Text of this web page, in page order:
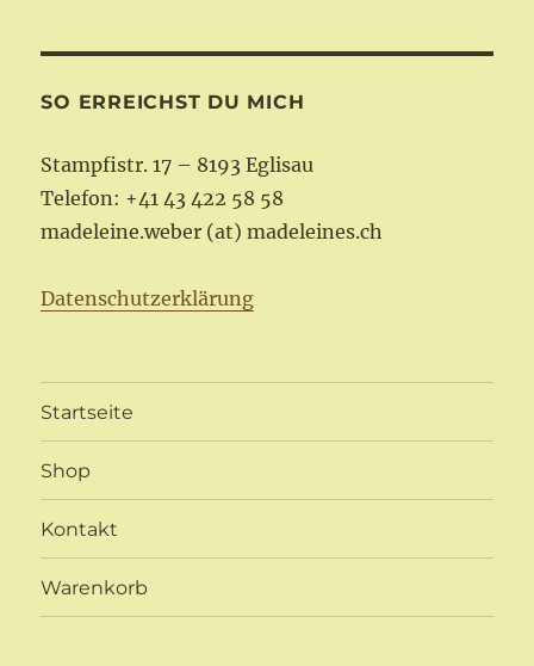
SO ERREICHST DU MICH
Stampfistr. 17 – 8193 Eglisau
Telefon: +41 43 422 58 58
madeleine.weber (at) madeleines.ch
Datenschutzerklärung
Startseite
Shop
Kontakt
Warenkorb